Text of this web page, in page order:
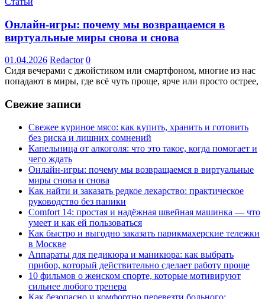
Онлайн-игры: почему мы возвращаемся в
виртуальные миры снова и снова
01.04.2026 Redactor 0
Сидя вечерами с джойстиком или смартфоном, многие из нас
попадают в миры, где всё чуть проще, ярче или просто острее,
Свежие записи
Свежее куриное мясо: как купить, хранить и готовить
без риска и лишних сомнений
Капельница от алкоголя: что это такое, когда помогает и
чего ждать
Онлайн-игры: почему мы возвращаемся в виртуальные
миры снова и снова
Как найти и заказать редкое лекарство: практическое
руководство без паники
Comfort 14: простая и надёжная швейная машинка — что
умеет и как ей пользоваться
Как быстро и выгодно заказать парикмахерские тележки
в Москве
Аппараты для педикюра и маникюра: как выбрать
прибор, который действительно сделает работу проще
10 фильмов о женском спорте, которые мотивируют
сильнее любого тренера
Как безопасно и комфортно перевезти больного: